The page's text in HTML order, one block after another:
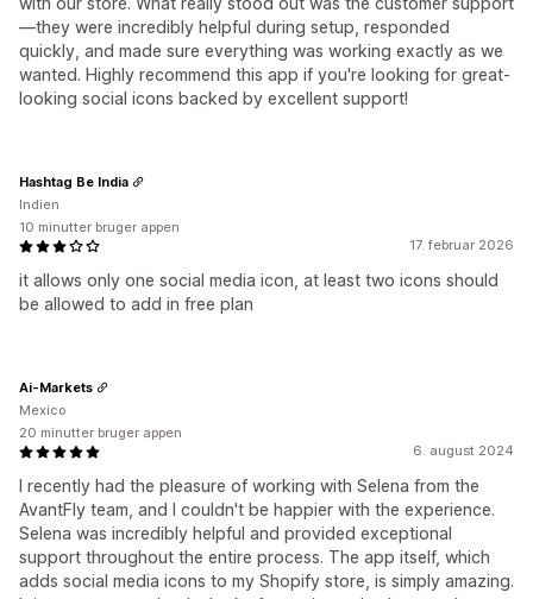
—they were incredibly helpful during setup, responded
quickly, and made sure everything was working exactly as we
wanted. Highly recommend this app if you're looking for great-
looking social icons backed by excellent support!
17. februar 2026
it allows only one social media icon, at least two icons should
be allowed to add in free plan
Hashtag Be India
Indien
10 minutter bruger appen
6. august 2024
I recently had the pleasure of working with Selena from the
AvantFly team, and I couldn't be happier with the experience.
Selena was incredibly helpful and provided exceptional
support throughout the entire process. The app itself, which
adds social media icons to my Shopify store, is simply amazing.
Ai-Markets
Mexico
20 minutter bruger appen